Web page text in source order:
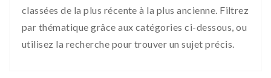
classées de la plus récente à la plus ancienne. Filtrez
par thématique grâce aux catégories ci-dessous, ou
utilisez la recherche pour trouver un sujet précis.